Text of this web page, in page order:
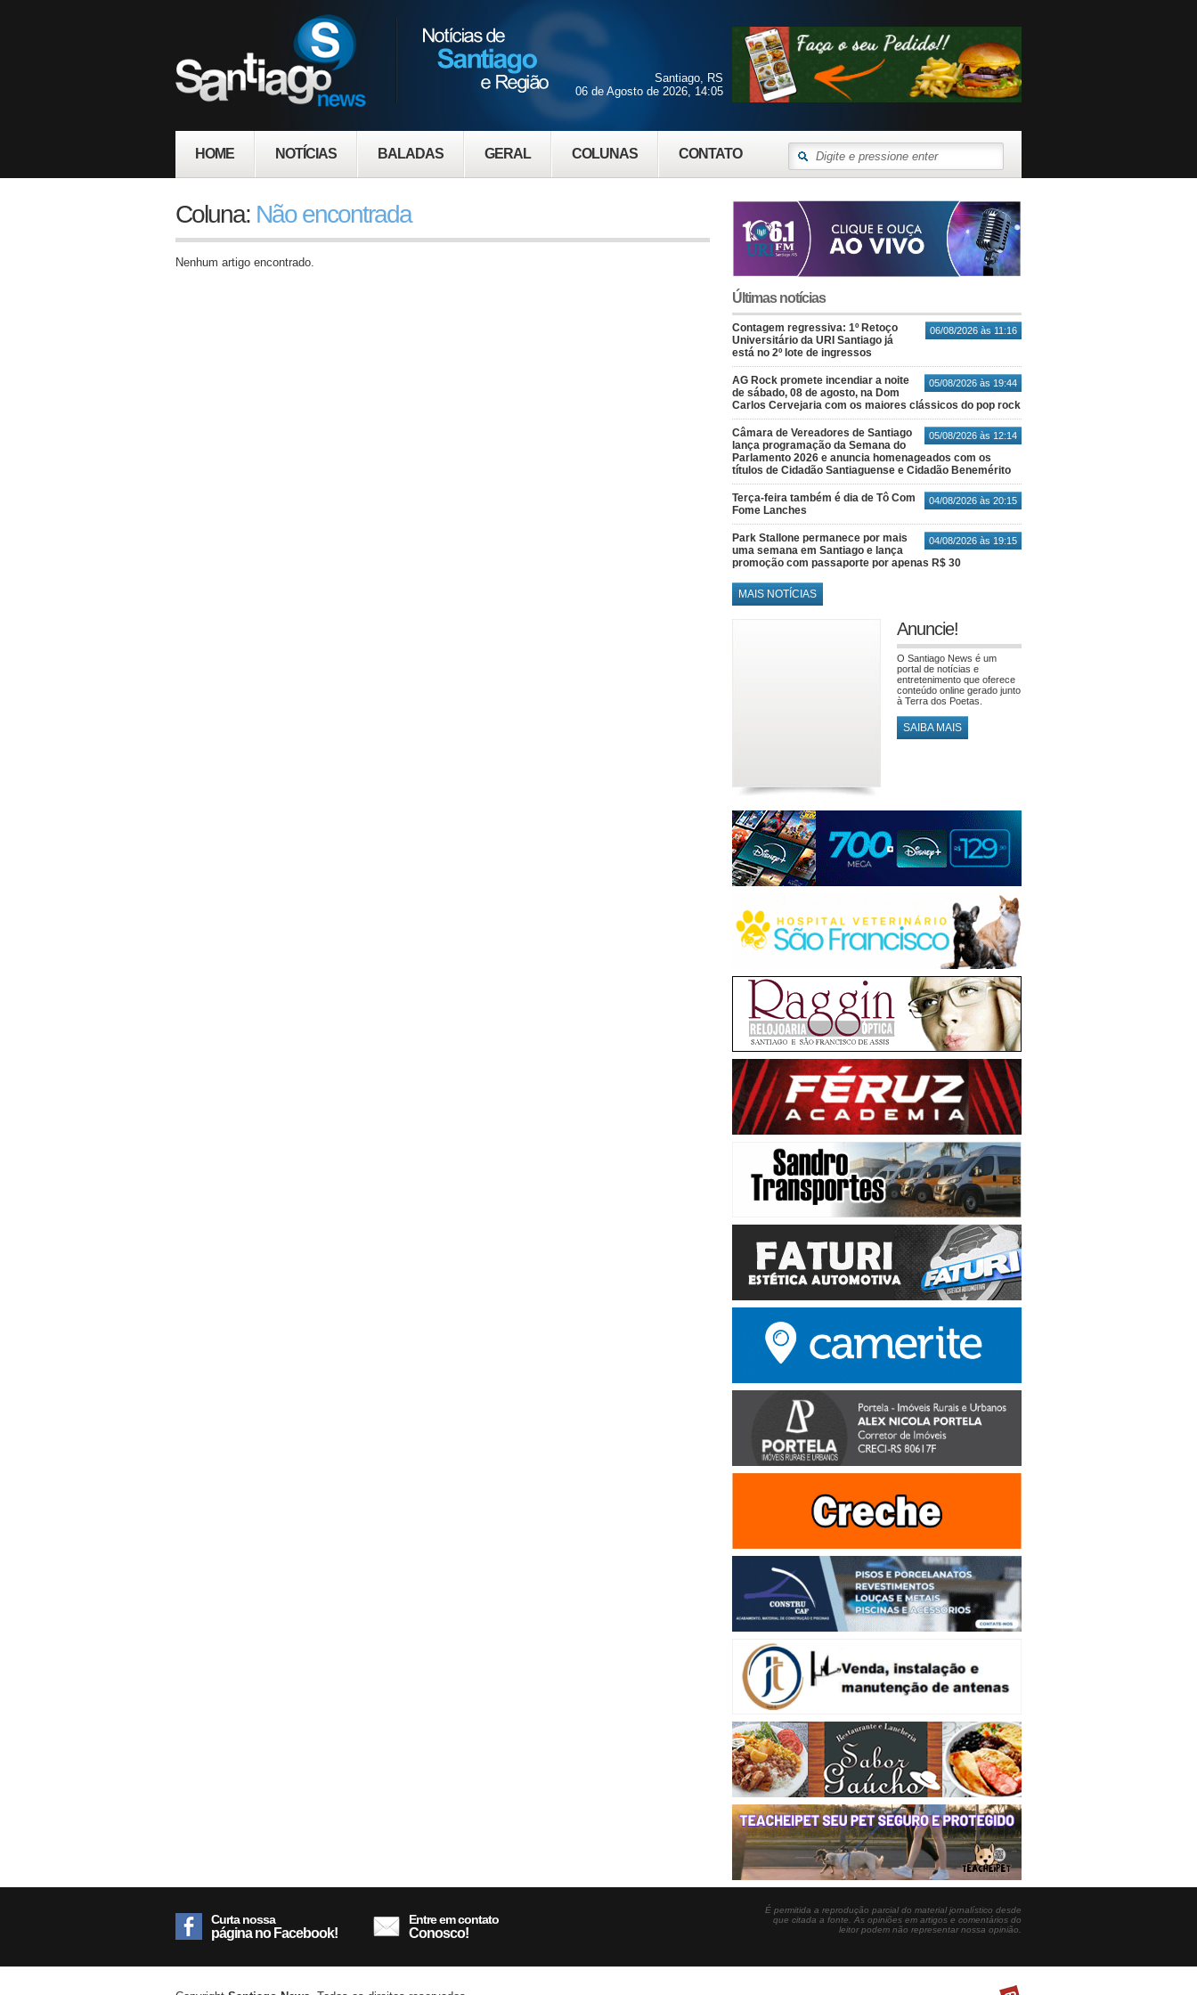
HOME NOTÍCIAS BALADAS GERAL COLUNAS CONTATO
Santiago, RS
06 de Agosto de 2026, 14:05
Coluna: Não encontrada
Nenhum artigo encontrado.
Últimas notícias
06/08/2026 às 11:16
Contagem regressiva: 1º Retoço
Universitário da URI Santiago já
está no 2º lote de ingressos
05/08/2026 às 19:44
AG Rock promete incendiar a noite
de sábado, 08 de agosto, na Dom
Carlos Cervejaria com os maiores clássicos do pop rock
05/08/2026 às 12:14
Câmara de Vereadores de Santiago
lança programação da Semana do
Parlamento 2026 e anuncia homenageados com os
títulos de Cidadão Santiaguense e Cidadão Benemérito
04/08/2026 às 20:15
Terça-feira também é dia de Tô Com
Fome Lanches
04/08/2026 às 19:15
Park Stallone permanece por mais
uma semana em Santiago e lança
promoção com passaporte por apenas R$ 30
MAIS NOTÍCIAS
Anuncie!
O Santiago News é um
portal de notícias e
entretenimento que oferece
conteúdo online gerado junto
à Terra dos Poetas.
SAIBA MAIS
Curta nossa
página no Facebook!
Entre em contato
Conosco!
É permitida a reprodução parcial do material jornalístico desde
que citada a fonte. As opiniões em artigos e comentários do
leitor podem não representar nossa opinião.